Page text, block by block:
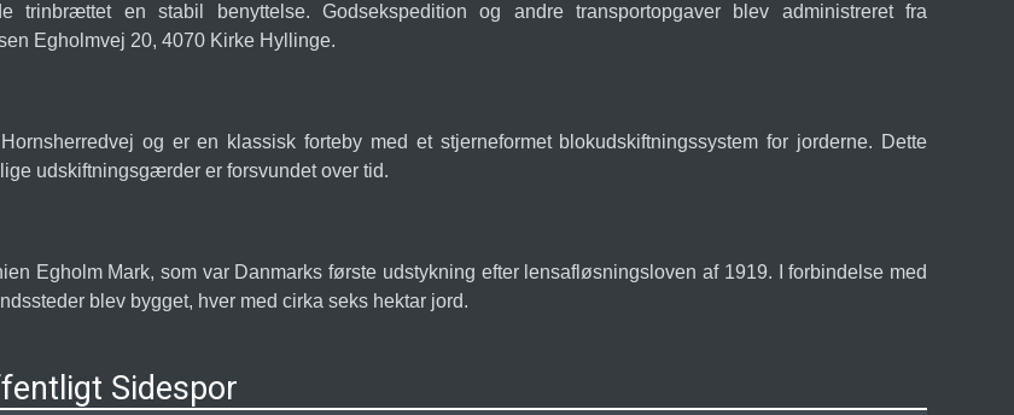
trinbrættet en stabil benyttelse. Godsekspedition og andre transportopgaver blev administreret fra
Egholmvej 20, 4070 Kirke Hyllinge.
og er en klassisk forteby med et stjerneformet blokudskiftningssystem for jorderne. Dette
udskiftningsgærder er forsvundet over tid.
Egholm Mark, som var Danmarks første udstykning efter lensafløsningsloven af 1919. I forbindelse med
blev bygget, hver med cirka seks hektar jord.
Sidespor